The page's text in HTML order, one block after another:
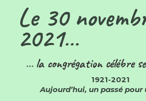
Le 30
2021…
… la congrégation célébre
1921-2021
Aujourd’hui, un passé pour